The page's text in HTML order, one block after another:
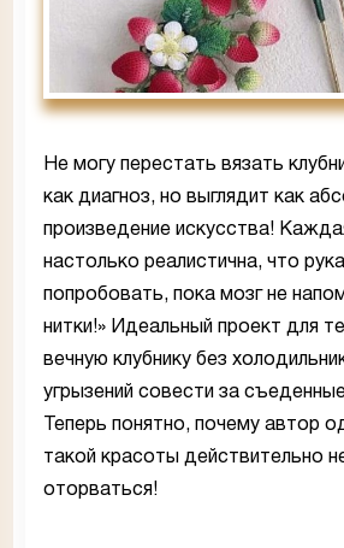
Не могу перестать вязать
как диагноз, но выглядит как
произведение искусства!
настолько реалистична, что
попробовать, пока мозг не
нитки!» Идеальный проект для
вечную клубнику без
угрызений совести за
Теперь понятно, почему автор
такой красоты действительно
оторваться!